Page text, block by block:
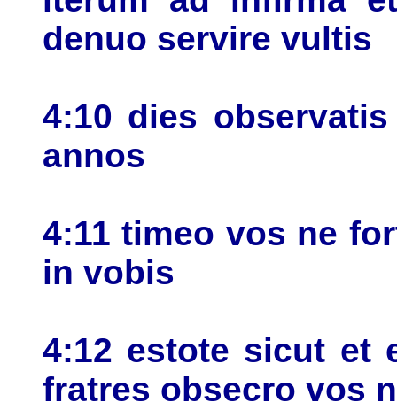
denuo servire vultis
4:10 dies
annos
4:11 timeo vos ne
in vobis
4:12 estote sicut et
fratres obsecro vos